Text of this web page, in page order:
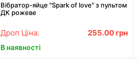
Вібратор-яйце "Spark of love" з пультом
ДК рожеве
Дроп Ціна: 255.00 грн
В наявності